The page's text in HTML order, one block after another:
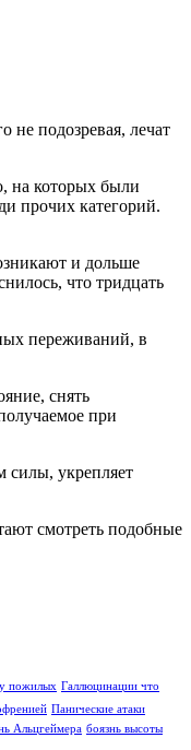
не подозревая, лечат
на которых были
прочих категорий.
и дольше
что тридцать
переживаний, в
снять
при
силы, укрепляет
смотреть подобные
пожилых Галлюцинации что
Панические атаки
Альцгеймера боязнь высоты